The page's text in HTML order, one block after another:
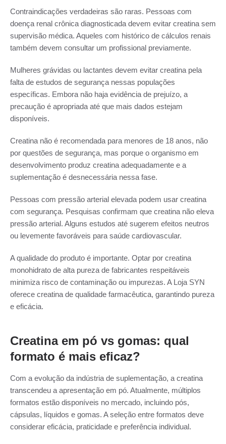
Contraindicações verdadeiras são raras. Pessoas com
doença renal crônica diagnosticada devem evitar creatina sem
supervisão médica. Aqueles com histórico de cálculos renais
também devem consultar um profissional previamente.
Mulheres grávidas ou lactantes devem evitar creatina pela
falta de estudos de segurança nessas populações
específicas. Embora não haja evidência de prejuízo, a
precaução é apropriada até que mais dados estejam
disponíveis.
Creatina não é recomendada para menores de 18 anos, não
por questões de segurança, mas porque o organismo em
desenvolvimento produz creatina adequadamente e a
suplementação é desnecessária nessa fase.
Pessoas com pressão arterial elevada podem usar creatina
com segurança. Pesquisas confirmam que creatina não eleva
pressão arterial. Alguns estudos até sugerem efeitos neutros
ou levemente favoráveis para saúde cardiovascular.
A qualidade do produto é importante. Optar por creatina
monohidrato de alta pureza de fabricantes respeitáveis
minimiza risco de contaminação ou impurezas. A Loja SYN
oferece creatina de qualidade farmacêutica, garantindo pureza
e eficácia.
Creatina em pó vs gomas: qual
formato é mais eficaz?
Com a evolução da indústria de suplementação, a creatina
transcendeu a apresentação em pó. Atualmente, múltiplos
formatos estão disponíveis no mercado, incluindo pós,
cápsulas, líquidos e gomas. A seleção entre formatos deve
considerar eficácia, praticidade e preferência individual.